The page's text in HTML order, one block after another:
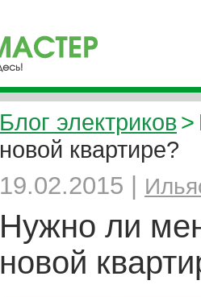
Блог электриков>
новой квартире?
19.02.2015 |
Нужно ли
новой